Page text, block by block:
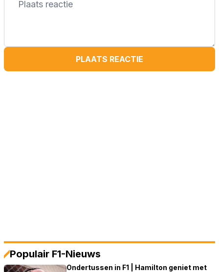
PLAATS REACTIE
Populair F1-Nieuws
Ondertussen in F1 | Hamilton geniet met